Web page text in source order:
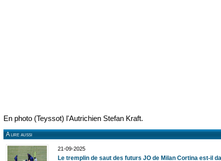
En photo (Teyssot) l'Autrichien Stefan Kraft.
A lire aussi
21-09-2025
Le tremplin de saut des futurs JO de Milan Cortina est-il